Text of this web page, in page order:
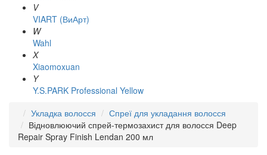
V
VIART (ВиАрт)
W
Wahl
X
Xiaomoxuan
Y
Y.S.PARK Professional Yellow
Укладка волосся
Спреї для укладання волосся
Відновлюючий спрей-термозахист для волосся Deep
Repair Spray Finish Lendan 200 мл